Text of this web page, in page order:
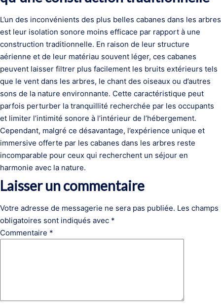
L’un des inconvénients des plus belles cabanes dans les arbres
est leur isolation sonore moins efficace par rapport à une
construction traditionnelle. En raison de leur structure
aérienne et de leur matériau souvent léger, ces cabanes
peuvent laisser filtrer plus facilement les bruits extérieurs tels
que le vent dans les arbres, le chant des oiseaux ou d’autres
sons de la nature environnante. Cette caractéristique peut
parfois perturber la tranquillité recherchée par les occupants
et limiter l’intimité sonore à l’intérieur de l’hébergement.
Cependant, malgré ce désavantage, l’expérience unique et
immersive offerte par les cabanes dans les arbres reste
incomparable pour ceux qui recherchent un séjour en
harmonie avec la nature.
Laisser un commentaire
Votre adresse de messagerie ne sera pas publiée. Les champs
obligatoires sont indiqués avec *
Commentaire *